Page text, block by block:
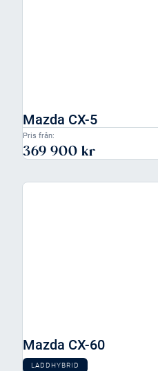
Mazda CX-5
Pris från:
369 900 kr
Mazda CX-60
LADDHYBRID